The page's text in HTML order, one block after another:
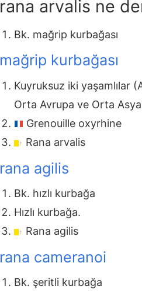
rana arvalis ne
Bk. mağrip kurbağası
mağrip kurbağası
Kuyruksuz iki yaşamlılar
Orta Avrupa ve Orta
Grenouille oxyrhine
Rana arvalis
rana agilis
Bk. hızlı kurbağa
Hızlı kurbağa.
Rana agilis
rana cameranoi
Bk. şeritli kurbağa